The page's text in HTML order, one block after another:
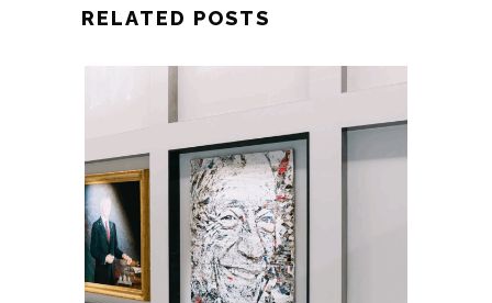
RELATED POSTS